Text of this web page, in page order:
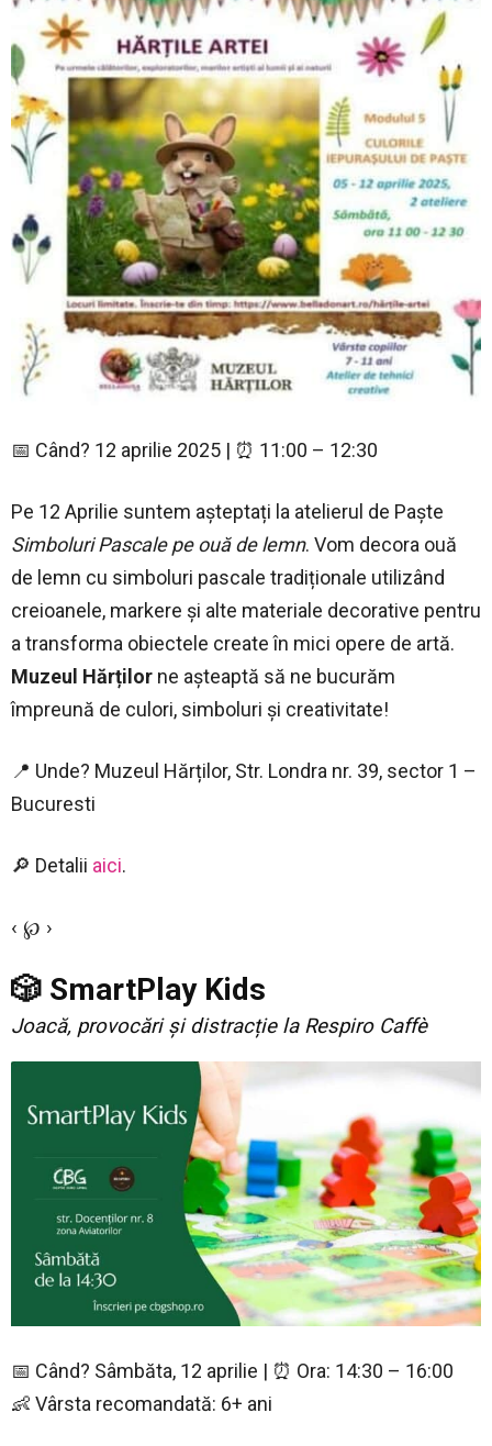
📅 Când? 12 aprilie 2025 | ⏰ 11:00 – 12:30
Pe 12 Aprilie suntem așteptați la atelierul de Paște
Simboluri Pascale pe ouă de lemn. Vom decora ouă
de lemn cu simboluri pascale tradiționale utilizând
creioanele, markere și alte materiale decorative pentru
a transforma obiectele create în mici opere de artă.
Muzeul Hărților ne așteaptă să ne bucurăm
împreună de culori, simboluri și creativitate!
📍 Unde? Muzeul Hărților, Str. Londra nr. 39, sector 1 –
Bucuresti
🔎 Detalii aici.
‹ ℘ ›
🎲 SmartPlay Kids
Joacă, provocări și distracție la Respiro Caffè
📅 Când? Sâmbăta, 12 aprilie | ⏰ Ora: 14:30 – 16:00
👶 Vârsta recomandată: 6+ ani